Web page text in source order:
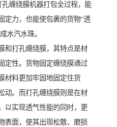
缠绕膜机器打包全过程，能
定力，也能使包裹的货物“透
水汽水珠。
和打孔缠绕膜，其特点是材
定性。货物固定缠绕膜通过
材料更加牢固地固定住货
动。而打孔缠绕膜则是在材
以实现透气性能的同时，更
表面，使其出现松散、磨损